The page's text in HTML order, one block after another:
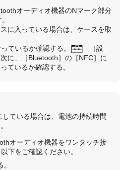
オーディオ機器のNマーク部分
に入っている場合は、ケースを取
ているか確認する。
–［設
に、［Bluetooth］の［NFC］に
ているか確認する。
ている場合は、電池の持続時間
オーディオ機器をワンタッチ接
下をご確認ください。